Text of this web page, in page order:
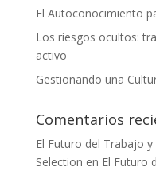
El Autoconocimiento
Los riesgos ocultos:
activo
Gestionando una
Comentarios
El Futuro del Trabajo
Selection en El Futuro